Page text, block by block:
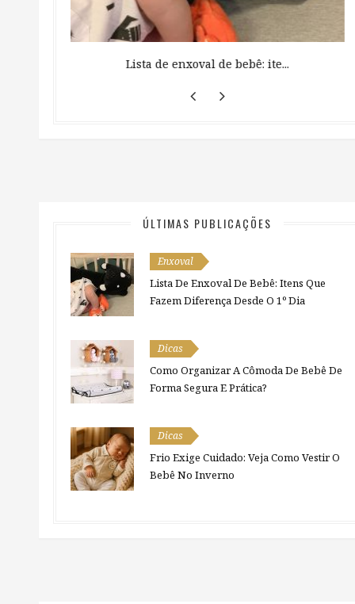
Lista de enxoval de bebê: ite...
ÚLTIMAS PUBLICAÇÕES
Enxoval
Lista De Enxoval De Bebê: Itens Que
Fazem Diferença Desde O 1º Dia
Dicas
Como Organizar A Cômoda De Bebê De
Forma Segura E Prática?
Dicas
Frio Exige Cuidado: Veja Como Vestir O
Bebê No Inverno